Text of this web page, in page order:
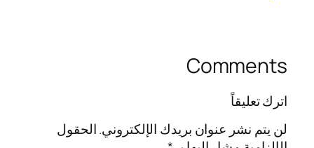
Comments
اترك تعليقاً
لن يتم نشر عنوان بريدك الإلكتروني.الحقول